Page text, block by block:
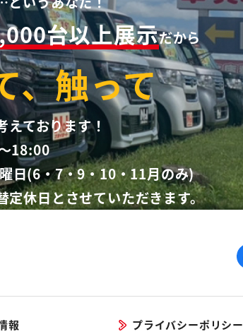
台以上展示だから
、触って
ております！
18:00
日(6・7・9・10・11月のみ)
休日とさせていただきます。
報 プライバシーポリシー